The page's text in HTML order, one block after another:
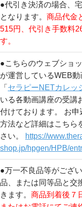
●代引き決済の場合、
となります。 商品代金
515円、代引き手数料
す。
●こちらのウェブショ
が運営しているWEB動
「 セラピーNETカレッ
いる各動画講座の受講
付けております。 お
方法など詳細はこちら
さい。
https://
shop.jp/hpgen/HPB/
●万一不良品等がござ
品、または同等品と交
きます。 商品到着後７